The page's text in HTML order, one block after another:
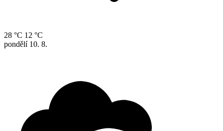
28 °C 12 °C
pondělí 10. 8.